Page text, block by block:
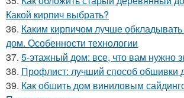
Какой кирпич выбрать?
36. Каким кирпичом лучше
дом. Особенности технологии
37. 5-этажный дом: все, что вам нужно
38. Профлист: лучший способ обшивки
39. Как обшить дом виниловым